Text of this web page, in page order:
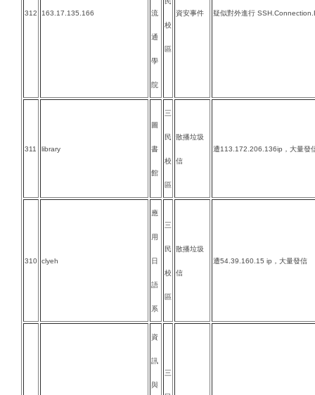
312 163.17.135.166 流
通
學
院
校
區
資安事件 疑似對外進行
311 library
圖
書
館
三
民
校
區
散播垃圾
信
遭113.172.206.136ip，大量發
310 clyeh
應
用
日
語
系
三
民
校
區
散播垃圾
信
遭54.39.160.15 ip，大量發信
資
訊
與
三